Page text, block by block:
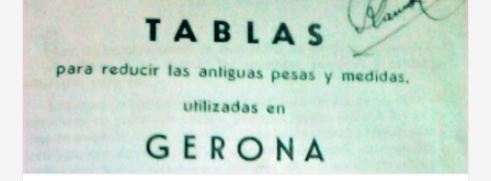
virtual
del